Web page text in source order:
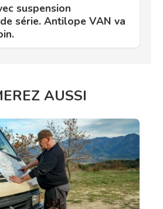
suspension
série. Antilope VAN va
AUSSI